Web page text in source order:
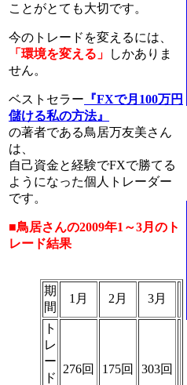
ことがとても大切です。
今のトレードを変えるには、
「環境を変える」
しかありま
せん。
ベストセラー 『FXで月100万円
儲ける私の方法』
の著者である鳥居万友美さん
は、
自己資金と経験でFXで勝てる
ようになった個人トレーダー
です。
■鳥居さんの2009年1～3月のト
レード結果
期
間
1月 2月 3月
ト
レ
ー
ド
276回 175回 303回